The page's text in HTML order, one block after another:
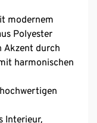
modernem
Polyester
Akzent durch
harmonischen
Interieur,